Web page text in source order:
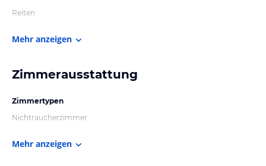
Reiten
Mehr anzeigen
Zimmerausstattung
Zimmertypen
Nichtraucherzimmer
Mehr anzeigen